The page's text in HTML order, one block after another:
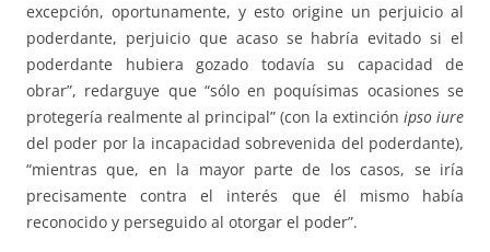
excepción, oportunamente, y esto origine un perjuicio al
poderdante, perjuicio que acaso se habría evitado si el
poderdante hubiera gozado todavía su capacidad de
obrar”, redarguye que “sólo en poquísimas ocasiones se
protegería realmente al principal” (con la extinción ipso iure
del poder por la incapacidad sobrevenida del poderdante),
“mientras que, en la mayor parte de los casos, se iría
precisamente contra el interés que él mismo había
reconocido y perseguido al otorgar el poder”.